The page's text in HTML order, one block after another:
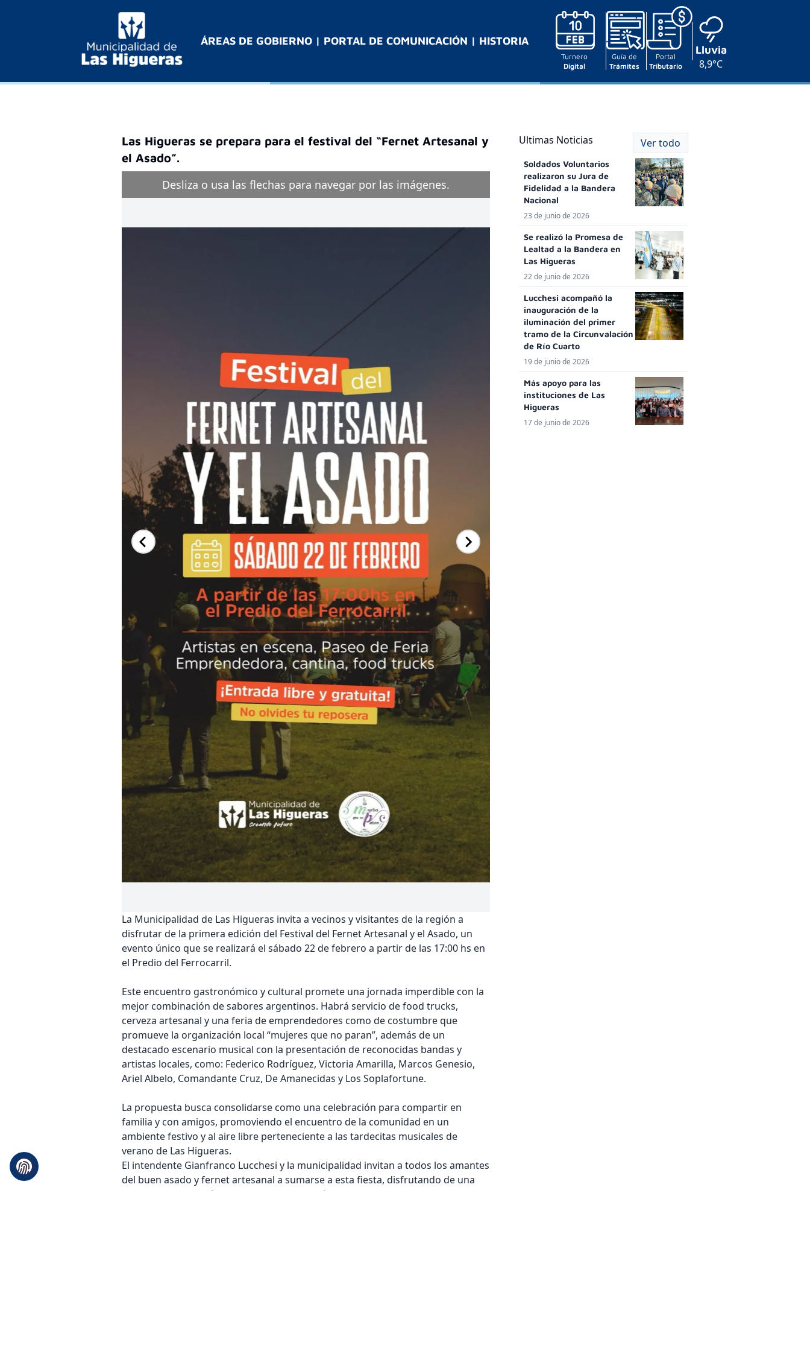
ÁREAS DE GOBIERNO | PORTAL DE COMUNICACIÓN | HISTORIA
Turnero
Digital
Guía de
Trámites
Portal
Tributario
Lluvia
8,9°C
Las Higueras se prepara para el festival del “Fernet Artesanal y
el Asado”.
Desliza o usa las flechas para navegar por las imágenes.
La Municipalidad de Las Higueras invita a vecinos y visitantes de la región a
disfrutar de la primera edición del Festival del Fernet Artesanal y el Asado, un
evento único que se realizará el sábado 22 de febrero a partir de las 17:00 hs en
el Predio del Ferrocarril.
Este encuentro gastronómico y cultural promete una jornada imperdible con la
mejor combinación de sabores argentinos. Habrá servicio de food trucks,
cerveza artesanal y una feria de emprendedores como de costumbre que
promueve la organización local “mujeres que no paran”, además de un
destacado escenario musical con la presentación de reconocidas bandas y
artistas locales, como: Federico Rodríguez, Victoria Amarilla, Marcos Genesio,
Ariel Albelo, Comandante Cruz, De Amanecidas y Los Soplafortune.
La propuesta busca consolidarse como una celebración para compartir en
familia y con amigos, promoviendo el encuentro de la comunidad en un
ambiente festivo y al aire libre perteneciente a las tardecitas musicales de
verano de Las Higueras.
El intendente Gianfranco Lucchesi y la municipalidad invitan a todos los amantes
del buen asado y fernet artesanal a sumarse a esta fiesta, disfrutando de una
tarde-noche con música en vivo, gastronomía y emprendimientos locales.
Ultimas Noticias Ver todo
Soldados Voluntarios
realizaron su Jura de
Fidelidad a la Bandera
Nacional
23 de junio de 2026
Se realizó la Promesa de
Lealtad a la Bandera en
Las Higueras
22 de junio de 2026
Lucchesi acompañó la
inauguración de la
iluminación del primer
tramo de la Circunvalación
de Río Cuarto
19 de junio de 2026
Más apoyo para las
instituciones de Las
Higueras
17 de junio de 2026